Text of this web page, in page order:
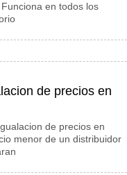
en todos los
de precios en
de precios en
menor de un distribuidor